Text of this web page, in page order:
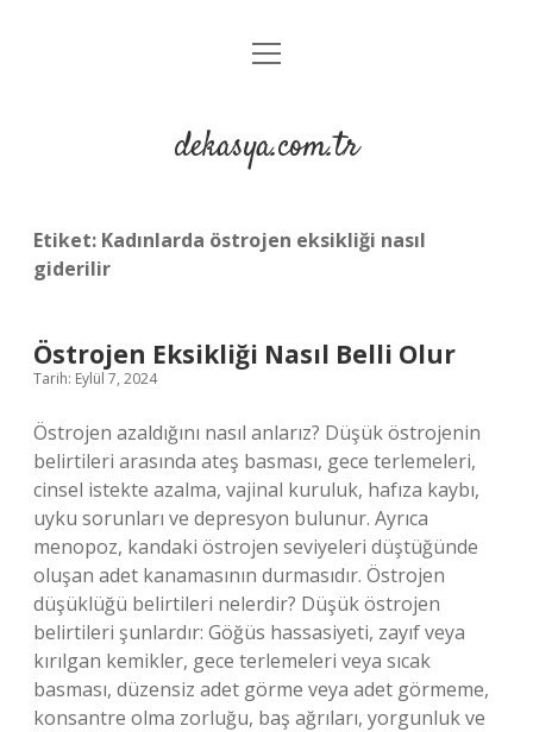
Anasayfa
Yasal Uyarı
menüyü
dekasya.com.tr
Etiket: Kadınlarda östrojen eksikliği nasıl
giderilir
Östrojen Eksikliği Nasıl Belli Olur
Tarih: Eylül 7, 2024
Östrojen azaldığını nasıl anlarız? Düşük östrojenin
belirtileri arasında ateş basması, gece terlemeleri,
cinsel istekte azalma, vajinal kuruluk, hafıza kaybı,
uyku sorunları ve depresyon bulunur. Ayrıca
menopoz, kandaki östrojen seviyeleri düştüğünde
oluşan adet kanamasının durmasıdır. Östrojen
düşüklüğü belirtileri nelerdir? Düşük östrojen
belirtileri şunlardır: Göğüs hassasiyeti, zayıf veya
kırılgan kemikler, gece terlemeleri veya sıcak
basması, düzensiz adet görme veya adet görmeme,
konsantre olma zorluğu, baş ağrıları, yorgunluk ve